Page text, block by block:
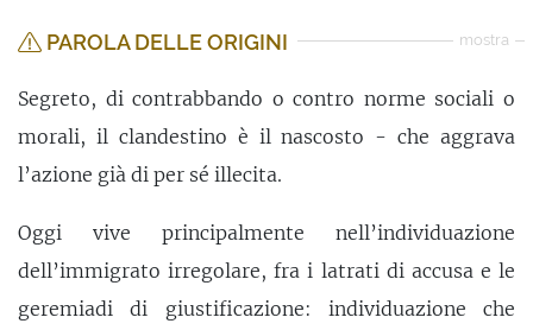
PAROLA DELLE ORIGINI mostra
Segreto, di contrabbando o contro norme sociali o
morali, il clandestino è il nascosto - che aggrava
l’azione già di per sé illecita.
Oggi vive principalmente nell’individuazione
dell’immigrato irregolare, fra i latrati di accusa e le
geremiadi di giustificazione: individuazione che